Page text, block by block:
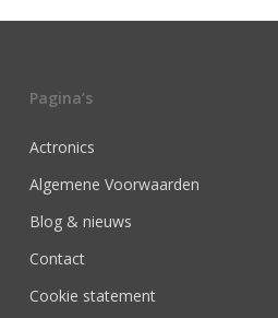
Pagina’s
Actronics
Algemene Voorwaarden
Blog & nieuws
Contact
Cookie statement